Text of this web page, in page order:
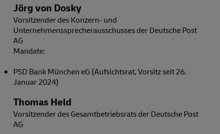
Jörg von Dosky
Vorsitzender des Konzern- und
Unternehmenssprecherausschusses der Deutsche Post
AG
Mandate:
PSD Bank München eG (Aufsichtsrat, Vorsitz seit 26.
Januar 2024)
Thomas Held
Vorsitzender des Gesamtbetriebsrats der Deutsche Post
AG